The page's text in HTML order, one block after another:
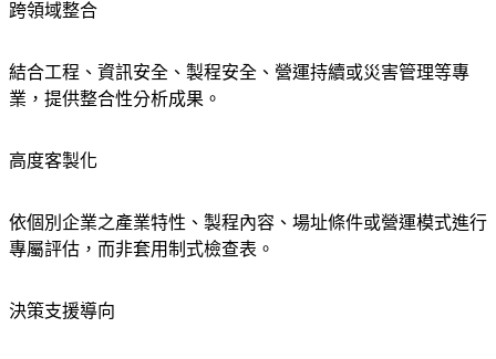
跨領域整合
結合工程、資訊安全、製程安全、營運持續或災害管理等專
業，提供整合性分析成果。
高度客製化
依個別企業之產業特性、製程內容、場址條件或營運模式進行
專屬評估，而非套用制式檢查表。
決策支援導向